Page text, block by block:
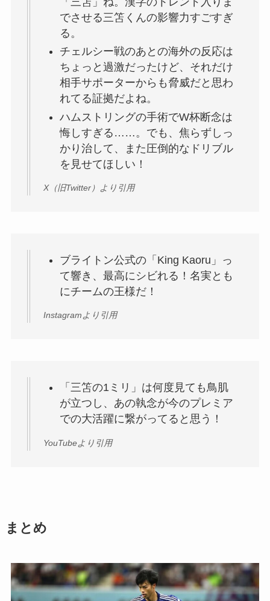
でさせる三笘くんの影響力すごすぎ
る。
チェルシー戦のあとの海外の反応は
ちょっと過激だったけど、それだけ
相手サポーターからも脅威だと思わ
れてる証拠だよね。
ハムストリングの手術でW杯断念は
悔しすぎる……。でも、焦らずしっ
かり治して、また圧倒的なドリブル
を見せてほしい！
X（旧Twitter）より引用
ブライトン公式の「King Kaoru」っ
て響き、最高にシビれる！名実とも
にチームの王様だ！
Instagramより引用
「三笘の1ミリ」は何度見ても鳥肌
が立つし、あの執念が今のプレミア
での大活躍に繋がってると思う！
YouTubeより引用
まとめ